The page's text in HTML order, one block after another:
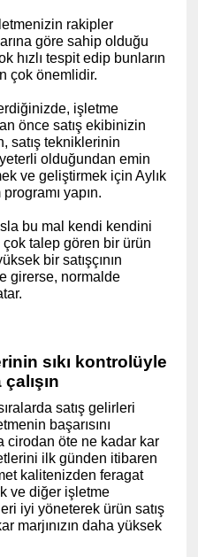
rakipler
göre sahip olduğu
hızlı tespit edip bunların
çok önemlidir.
işletme
önce satış ekibinizin
satış tekniklerinin
olduğundan emin
ve geliştirmek için Aylık
yapın.
bu mal kendi kendini
talep gören bir ürün
bir satışçının
girerse, normalde
sıkı kontrolüyle
satış gelirleri
başarısını
cirodan öte ne kadar kar
ilk günden itibaren
kalitenizden feragat
ve diğer işletme
iyi yöneterek ürün satış
marjınızın daha yüksek